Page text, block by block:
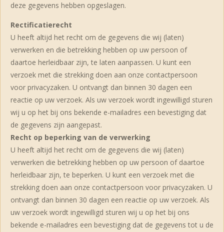
deze gegevens hebben opgeslagen.
Rectificatierecht
U heeft altijd het recht om de gegevens die wij (laten)
verwerken en die betrekking hebben op uw persoon of
daartoe herleidbaar zijn, te laten aanpassen. U kunt een
verzoek met die strekking doen aan onze contactpersoon
voor privacyzaken. U ontvangt dan binnen 30 dagen een
reactie op uw verzoek. Als uw verzoek wordt ingewilligd sturen
wij u op het bij ons bekende e-mailadres een bevestiging dat
de gegevens zijn aangepast.
Recht op beperking van de verwerking
U heeft altijd het recht om de gegevens die wij (laten)
verwerken die betrekking hebben op uw persoon of daartoe
herleidbaar zijn, te beperken. U kunt een verzoek met die
strekking doen aan onze contactpersoon voor privacyzaken. U
ontvangt dan binnen 30 dagen een reactie op uw verzoek. Als
uw verzoek wordt ingewilligd sturen wij u op het bij ons
bekende e-mailadres een bevestiging dat de gegevens tot u de